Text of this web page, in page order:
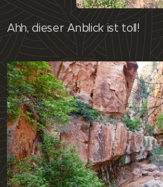
Ahh, dieser Anblick ist toll!